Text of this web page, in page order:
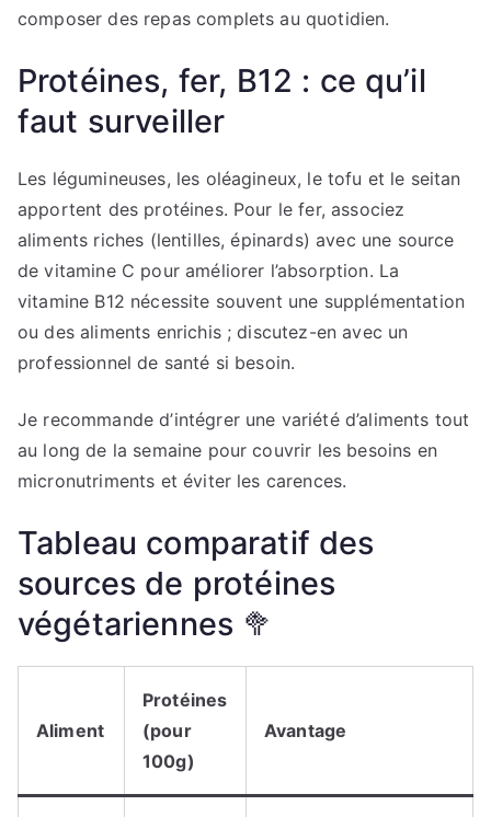
composer des repas complets au quotidien.
Protéines, fer, B12 : ce qu’il
faut surveiller
Les légumineuses, les oléagineux, le tofu et le seitan
apportent des protéines. Pour le fer, associez
aliments riches (lentilles, épinards) avec une source
de vitamine C pour améliorer l’absorption. La
vitamine B12 nécessite souvent une supplémentation
ou des aliments enrichis ; discutez-en avec un
professionnel de santé si besoin.
Je recommande d’intégrer une variété d’aliments tout
au long de la semaine pour couvrir les besoins en
micronutriments et éviter les carences.
Tableau comparatif des
sources de protéines
végétariennes 🥦
Aliment
Protéines
(pour
100g)
Avantage